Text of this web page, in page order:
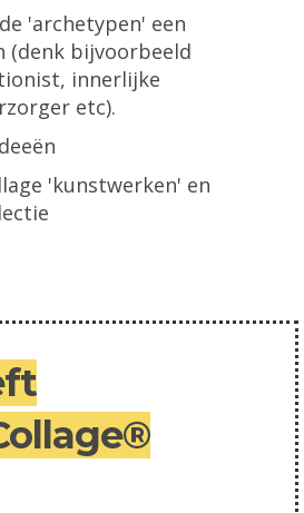
'archetypen' een
(denk bijvoorbeeld
innerlijke
etc).
'kunstwerken' en